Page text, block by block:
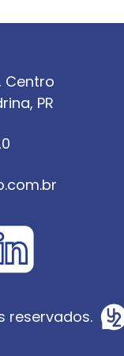
Centro
PR
reservados.